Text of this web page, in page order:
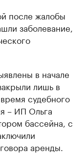
после жалобы
заболевание,
в начале
лишь в
судебного
– ИП Ольга
бассейна, с
аренды.